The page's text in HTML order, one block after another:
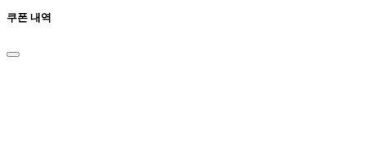
쿠폰 내역